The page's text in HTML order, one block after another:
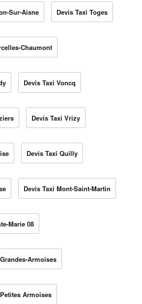
Sur-Aisne Devis Taxi Toges
Chaumont
Devis Taxi Voncq
Devis Taxi Vrizy
Devis Taxi Quilly
Devis Taxi Mont-Saint-Martin
Marie 08
Armoises
Armoises